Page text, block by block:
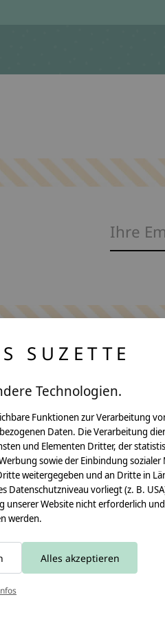
SUZETTE
Technologien.
Funktionen zur Verarbeitung
Daten. Die Verarbeitung
und Elementen Dritter, der
sowie der Einbindung sozialer
weitergegeben und an Dritte in
Datenschutzniveau vorliegt (z. B.
unserer Website nicht erforderlich
werden.
Alles akzeptieren